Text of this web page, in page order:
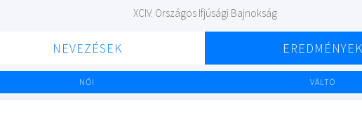
XCIV. Országos Ifjúsági Bajnokság
NEVEZÉSEK EREDMÉNYEK
NŐI VÁLTÓ